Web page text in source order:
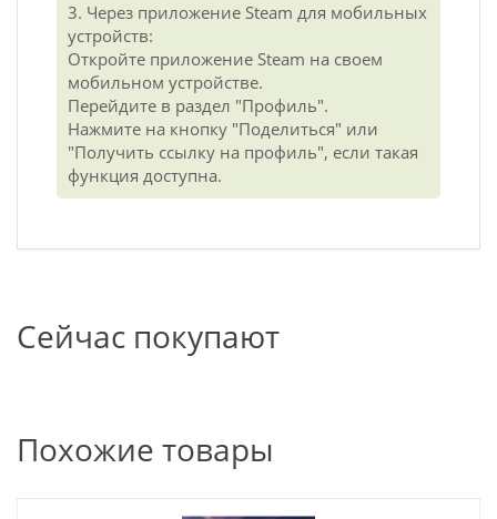
3. Через приложение Steam для мобильных
устройств:
Откройте приложение Steam на своем
мобильном устройстве.
Перейдите в раздел "Профиль".
Нажмите на кнопку "Поделиться" или
"Получить ссылку на профиль", если такая
функция доступна.
Сейчас покупают
Похожие товары